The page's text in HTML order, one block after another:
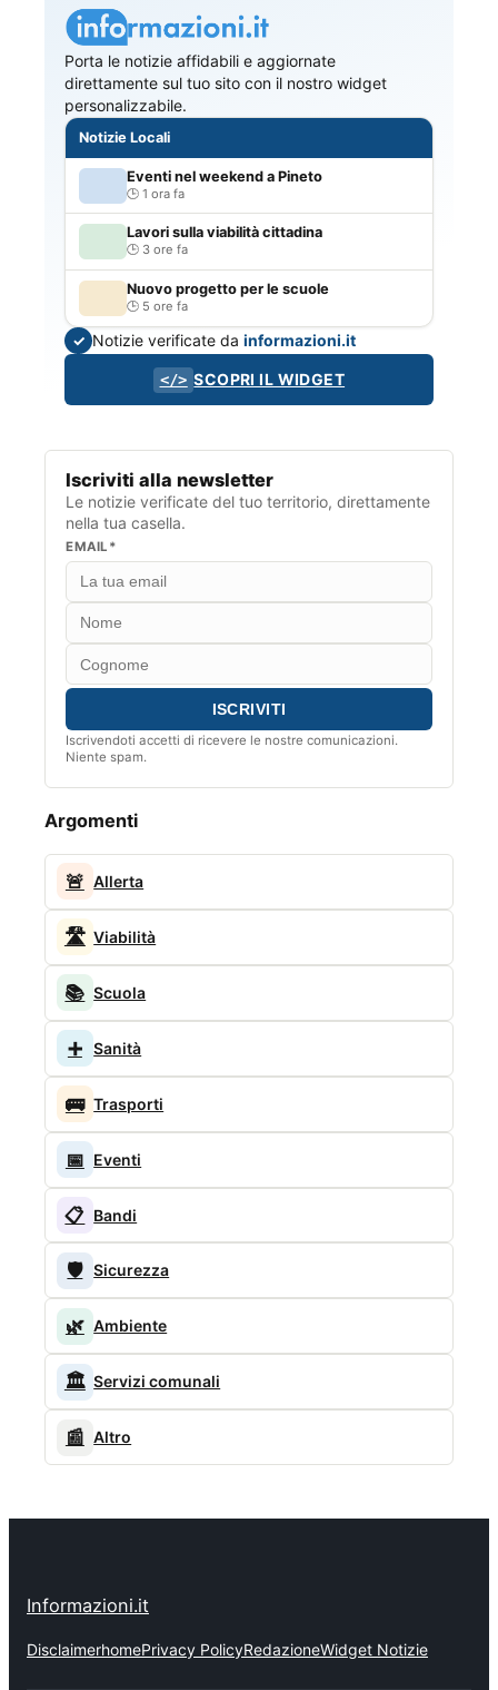
Porta le notizie affidabili e aggiornate
direttamente sul tuo sito con il nostro widget
personalizzabile.
Notizie Locali
Eventi nel weekend a Pineto
1 ora fa
Lavori sulla viabilità cittadina
3 ore fa
Nuovo progetto per le scuole
5 ore fa
✓ Notizie verificate dainformazioni.it
</> SCOPRI IL WIDGET
Iscriviti alla newsletter
Le notizie verificate del tuo territorio, direttamente
nella tua casella.
EMAIL*
Iscrivendoti accetti di ricevere le nostre comunicazioni.
Niente spam.
Argomenti
🚨 Allerta
🛣️ Viabilità
📚 Scuola
➕ Sanità
🚌 Trasporti
📅 Eventi
📋 Bandi
🛡️ Sicurezza
🌿 Ambiente
🏛️ Servizi comunali
📰 Altro
Informazioni.it
DisclaimerhomePrivacy PolicyRedazioneWidget Notizie